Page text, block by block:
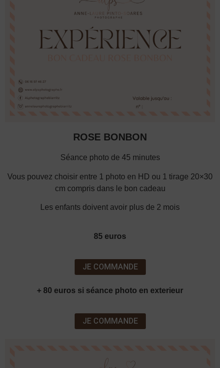
ROSE BONBON
Séance photo de 45 minutes
Vous pouvez choisir entre 1 photo en HD ou 1 tirage 20×30
cm compris dans le bon cadeau
Les enfants doivent avoir plus de 2 mois
85 euros
JE COMMANDE
+ 80 euros si séance photo en exterieur
JE COMMANDE